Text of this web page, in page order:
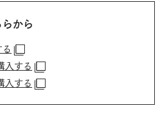
から
入する
入する